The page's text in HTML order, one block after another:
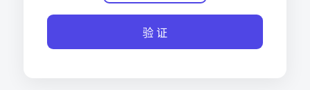
验 证